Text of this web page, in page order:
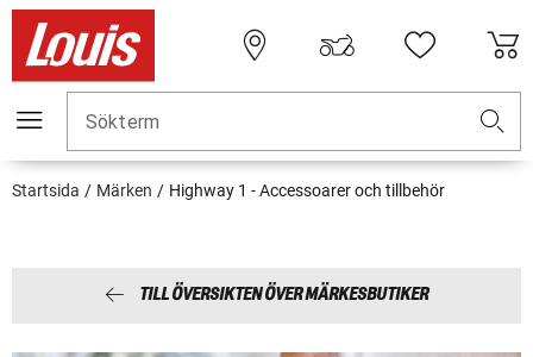
Sökterm
Startsida Märken Highway 1 - Accessoarer och tillbehör
TILL ÖVERSIKTEN ÖVER MÄRKESBUTIKER